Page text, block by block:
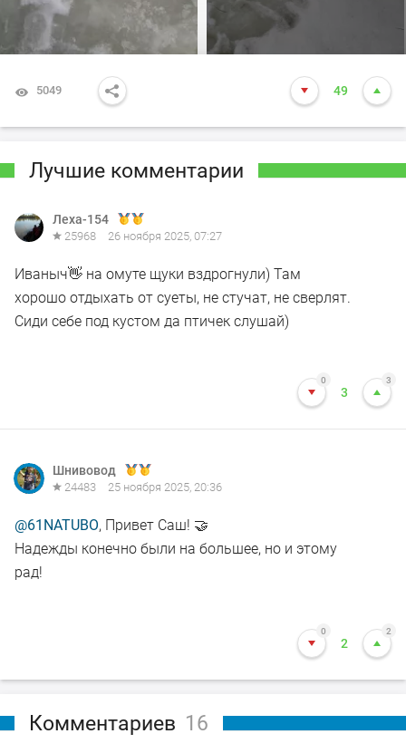
5049 49
Лучшие комментарии
Леха-154
25968 26 ноября 2025, 07:27
Иваныч👋 на омуте щуки вздрогнули) Там
хорошо отдыхать от суеты, не стучат, не сверлят.
Сиди себе под кустом да птичек слушай)
0
3
3
Шнивовод
24483 25 ноября 2025, 20:36
@61NATUBO, Привет Саш! 🤝
Надежды конечно были на большее, но и этому
рад!
0
2
2
Комментариев 16